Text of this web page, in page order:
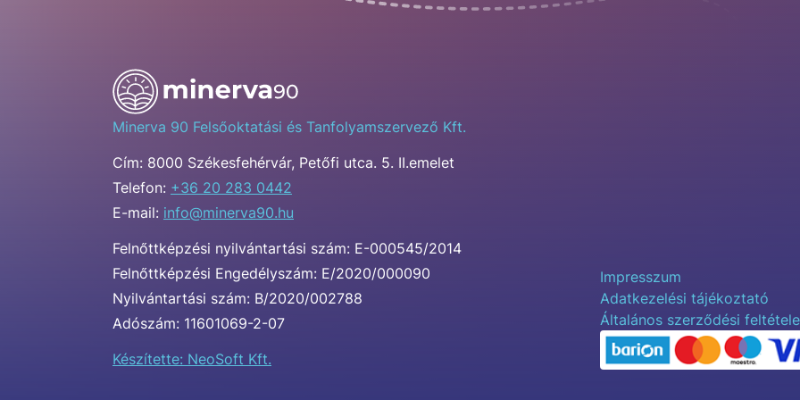
Minerva 90 Felsőoktatási és Tanfolyamszervező Kft.
Cím: 8000 Székesfehérvár, Petőfi utca. 5. II.emelet
Telefon: +36 20 283 0442
E-mail: info@minerva90.hu
Felnőttképzési nyilvántartási szám: E-000545/2014
Felnőttképzési Engedélyszám: E/2020/000090
Nyilvántartási szám: B/2020/002788
Adószám: 11601069-2-07
Készítette: NeoSoft Kft.
Impresszum
Adatkezelési tájékoztató
Általános szerződési